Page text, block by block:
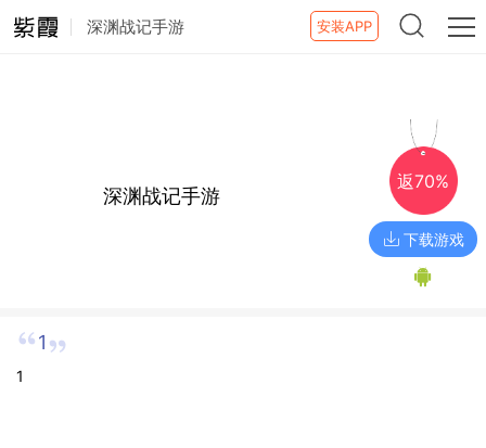
深渊战记手游 安装APP
深渊战记手游
返70%
下载游戏
1
1